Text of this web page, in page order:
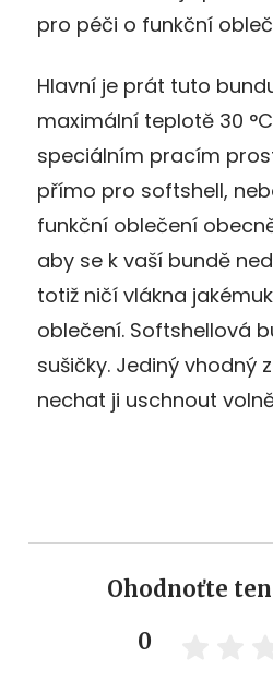
pro péči o funkční
Hlavní je prát tuto
maximální teplotě 30
speciálním pracím
přímo pro softshell,
funkční oblečení
aby se k vaší bundě
totiž ničí vlákna
oblečení. Softshellová
sušičky. Jediný vhodný
nechat ji uschnout
Ohodnoťte
0